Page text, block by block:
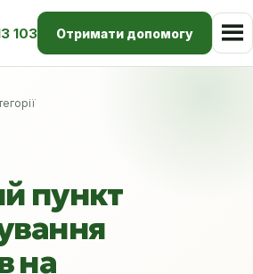
103 Отримати допомогу
пункт
на